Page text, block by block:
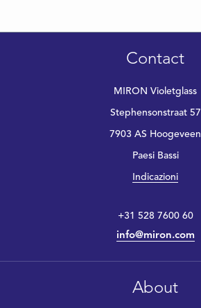
Contact
MIRON Violetglass
Stephensonstraat 57
7903 AS Hoogeveen
Paesi Bassi
Indicazioni
+31 528 7600 60
info@miron.com
About